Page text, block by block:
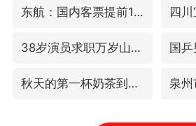
东航：国内客票提前14天免费退改
38岁演员求职万岁山NPC成功
秋天的第一杯奶茶到底有多火